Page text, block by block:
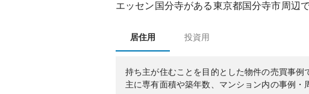
エッセン国分寺がある東京都国分寺市周辺
居住用 投資用
持ち主が住むことを目的とした物件の売買事例
主に専有面積や築年数、マンション内の事例・